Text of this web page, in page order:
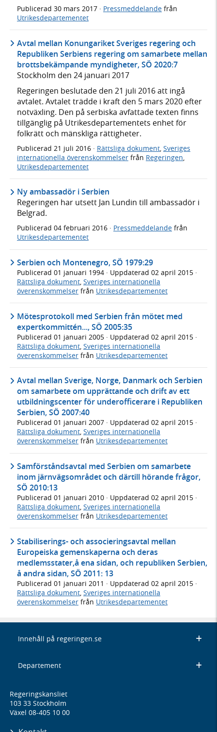
Publicerad 30 mars 2017 · Pressmeddelande från
Utrikesdepartementet
Avtal mellan Konungariket Sveriges regering och
Republiken Serbiens regering om samarbete mellan
brottsbekämpande myndigheter, SÖ 2020:7
Stockholm den 24 januari 2017
Regeringen beslutade den 21 juli 2016 att ingå
avtalet. Avtalet trädde i kraft den 5 mars 2020 efter
notväxling. Den på serbiska avfattade texten finns
tillgänglig på Utrikesdepartementets enhet för
folkrätt och mänskliga rättigheter.
Publicerad 21 juli 2016 · Rättsliga dokument Sveriges
internationella överenskommelser från Regeringen
Utrikesdepartementet
Ny ambassadör i Serbien
Regeringen har utsett Jan Lundin till ambassadör i
Belgrad.
Publicerad 04 februari 2016 · Pressmeddelande från
Utrikesdepartementet
Serbien och Montenegro, SÖ 1979:29
Publicerad 01 januari 1994 · Uppdaterad 02 april 2015 ·
Rättsliga dokument, Sveriges internationella
överenskommelser från Utrikesdepartementet
Mötesprotokoll med Serbien från mötet med
expertkommittén..., SÖ 2005:35
Publicerad 01 januari 2005 · Uppdaterad 02 april 2015 ·
Rättsliga dokument Sveriges internationella
överenskommelser från Utrikesdepartementet
Avtal mellan Sverige, Norge, Danmark och Serbien
om samarbete om upprättande och drift av ett
utbildningscenter för underofficerare i Republiken
Serbien, SÖ 2007:40
Publicerad 01 januari 2007 · Uppdaterad 02 april 2015 ·
Rättsliga dokument, Sveriges internationella
överenskommelser från Utrikesdepartementet
Samförståndsavtal med Serbien om samarbete
inom järnvägsområdet och därtill hörande frågor,
SÖ 2010:13
Publicerad 01 januari 2010 · Uppdaterad 02 april 2015 ·
Rättsliga dokument, Sveriges internationella
överenskommelser från Utrikesdepartementet
Stabiliserings- och associeringsavtal mellan
Europeiska gemenskaperna och deras
medlemsstater,å ena sidan, och republiken Serbien,
å andra sidan, SÖ 2011: 13
Publicerad 01 januari 2011 · Uppdaterad 02 april 2015 ·
Rättsliga dokument Sveriges internationella
överenskommelser från Utrikesdepartementet
Innehåll på regeringen.se
Departement
Regeringskansliet
103 33 Stockholm
Växel 08-405 10 00